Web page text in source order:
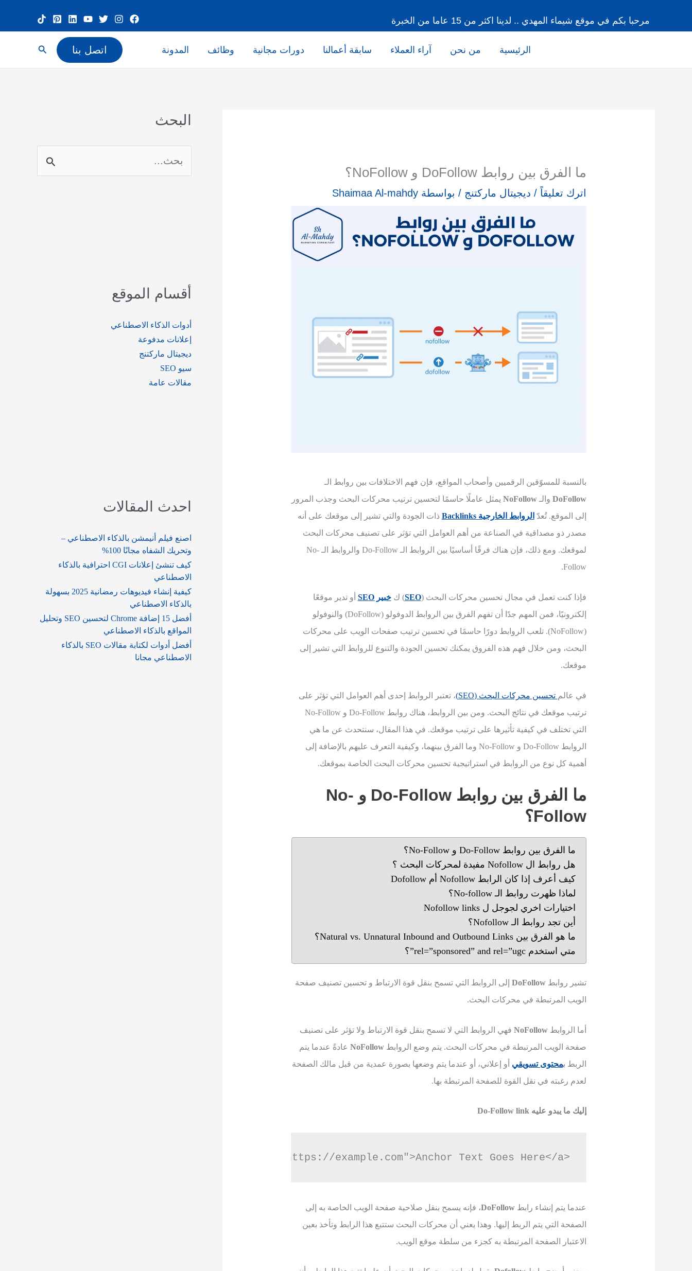
مرحبا بكم في موقع شيماء المهدي .. لدينا اكثر من 15 عاما من الخبرة
الرئيسية من نحن آراء العملاء سابقة أعمالنا دورات مجانية وظائف المدونة اتصل بنا البحث
ما الفرق بين روابط DoFollow و NoFollow؟
اترك تعليقاً / ديجيتال ماركتنج / بواسطة Shaimaa Al-mahdy
بالنسبة للمسوّقين الرقميين وأصحاب المواقع، فإن فهم الاختلافات بين روابط الـ
DoFollow والـNoFollow يمثل عاملًا حاسمًا لتحسين ترتيب محركات البحث وجذب المرور
إلى الموقع. تُعدّ الروابط الخارجية Backlinks
ذات الجودة والتي تشير إلى موقعك على أنه
مصدر ذو مصداقية في الصناعة من أهم العوامل التي تؤثر على تصنيف محركات البحث
لموقعك. ومع ذلك، فإن هناك فرقًا أساسيًا بين الروابط الـ Do-Follow والروابط الـ No-
Follow.
فإذا كنت تعمل في مجال تحسين محركات البحث (SEO) كخبير SEO
أو تدير موقعًا
إلكترونيًا، فمن المهم جدًا أن تفهم الفرق بين الروابط الدوفولو (DoFollow) والنوفولو
(NoFollow). تلعب الروابط دورًا حاسمًا في تحسين ترتيب صفحات الويب على محركات
البحث، ومن خلال فهم هذه الفروق يمكنك تحسين الجودة والتنوع للروابط التي تشير إلى
موقعك.
في عالم تحسين محركات البحث (SEO)
، تعتبر الروابط إحدى أهم العوامل التي تؤثر على
ترتيب موقعك في نتائج البحث. ومن بين الروابط، هناك روابط Do-Follow و No-Follow
التي تختلف في كيفية تأثيرها على ترتيب موقعك. في هذا المقال، سنتحدث عن ما هي
الروابط Do-Follow و No-Follow وما الفرق بينهما، وكيفية التعرف عليهم بالإضافة إلى
أهمية كل نوع من الروابط في استراتيجية تحسين محركات البحث الخاصة بموقعك.
ما الفرق بين روابطDo-Follow و No-
Follow؟
ما الفرق بين روابط Do-Follow و No-Follow؟
هل روابط ال Nofollow مفيدة لمحركات البحث ؟
كيف أعرف إذا كان الرابط Nofollow أم Dofollow
لماذا ظهرت روابط الـ No-follow؟
اختيارات اخري لجوجل ل Nofollow links
أين تجد روابط الـ Nofollow؟
ما هو الفرق بين Natural vs. Unnatural Inbound and Outbound Links؟
متي استخدم rel=”sponsored” and rel=”ugc”؟
تشير روابطDoFollow إلى الروابط التي تسمح بنقل قوة الارتباط و تحسين تصنيف صفحة
الويب المرتبطة في محركات البحث.
أما الروابطNoFollow فهي الروابط التي لا تسمح بنقل قوة الارتباط ولا تؤثر على تصنيف
صفحة الويب المرتبطة في محركات البحث. يتم وضع الروابطNoFollow عادةً عندما يتم
الربط بمحتوى تسويقي أو إعلاني، أو عندما يتم وضعها بصورة عمدية من قبل مالك الصفحة
لعدم رغبته في نقل القوة للصفحة المرتبطة بها.
إليك ما يبدو عليه Do-Follow link
<a href="https://example.com">Anchor Text Goes Here</a>
عندما يتم إنشاء رابط DoFollow
، فإنه يسمح بنقل صلاحية صفحة الويب الخاصة به إلى
الصفحة التي يتم الربط إليها. وهذا يعني أن محركات البحث ستتبع هذا الرابط وتأخذ بعين
الاعتبار الصفحة المرتبطة به كجزء من سلطة موقع الويب.
البحث
نأقسام الموقع
أدوات الذكاء الاصطناعي
إعلانات مدفوعة
ديجيتال ماركتنج
سيو SEO
مقالات عامة
احدث المقالات
اصنع فيلم أنيمشن بالذكاء الاصطناعي –
وتحريك الشفاه مجانًا 100%
كيف تنشئ إعلانات CGI احترافية بالذكاء
الاصطناعي
كيفية إنشاء فيديوهات رمضانية 2025 بسهولة
بالذكاء الاصطناعي
أفضل 15 إضافة Chrome لتحسين SEO وتحليل
المواقع بالذكاء الاصطناعي
أفضل أدوات لكتابة مقالات SEO بالذكاء
الاصطناعي مجانا